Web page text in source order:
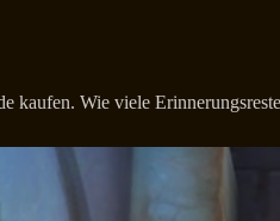
kaufen. Wie viele